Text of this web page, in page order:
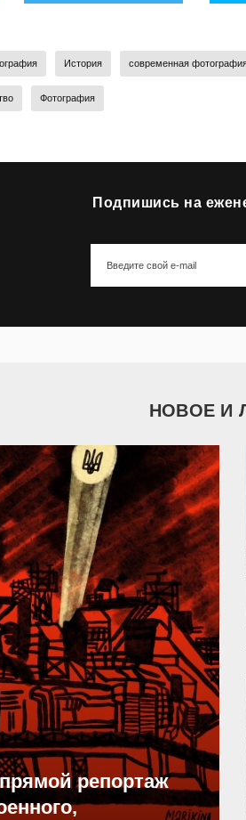
История современная
Фотография
Подпишись на
НОВОЕ И
репортаж